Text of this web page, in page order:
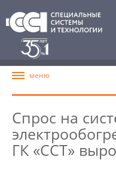
Спрос на
ГК «ССТ»